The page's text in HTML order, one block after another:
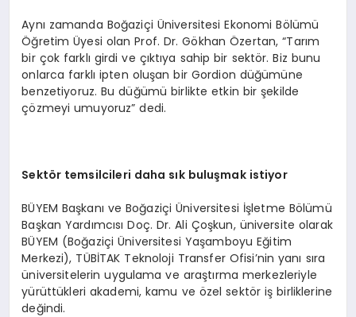
Aynı zamanda Boğaziçi Üniversitesi Ekonomi Bölümü
Öğretim Üyesi olan Prof. Dr. Gökhan Özertan, “Tarım
bir çok farklı girdi ve çıktıya sahip bir sektör. Biz bunu
onlarca farklı ipten oluşan bir Gordion düğümüne
benzetiyoruz. Bu düğümü birlikte etkin bir şekilde
çözmeyi umuyoruz” dedi.
Sektör temsilcileri daha sık buluşmak istiyor
BÜYEM Başkanı ve Boğaziçi Üniversitesi İşletme Bölümü
Başkan Yardımcısı Doç. Dr. Ali Çoşkun, üniversite olarak
BÜYEM (Boğaziçi Üniversitesi Yaşamboyu Eğitim
Merkezi), TÜBİTAK Teknoloji Transfer Ofisi’nin yanı sıra
üniversitelerin uygulama ve araştırma merkezleriyle
yürüttükleri akademi, kamu ve özel sektör iş birliklerine
değindi.